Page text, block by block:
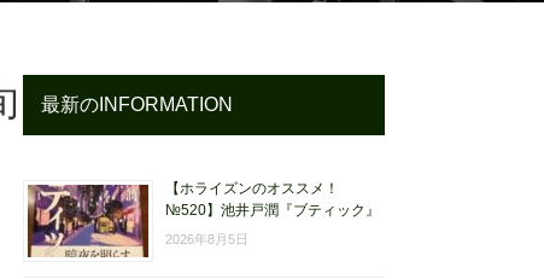
最新のINFORMATION
【ホライズンのオススメ！
№520】池井戸潤『ブティック』
2026年8月5日